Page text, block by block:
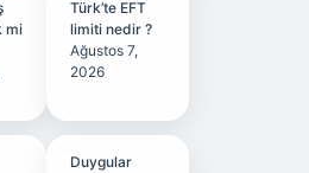
mi
Türk’te EFT
limiti nedir ?
Ağustos 7,
2026
Duygular